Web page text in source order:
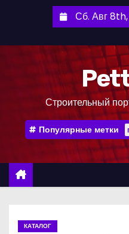
е
Сб. Авг
Строительный
Популярные метки
КАТАЛОГ